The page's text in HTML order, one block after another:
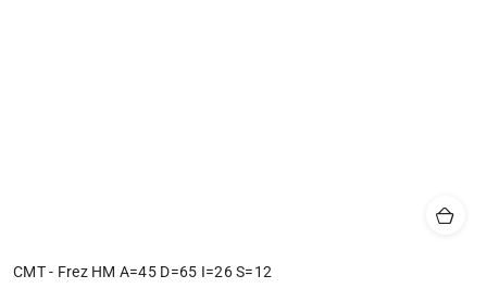
CMT - Frez HM A=45 D=65 I=26 S=12